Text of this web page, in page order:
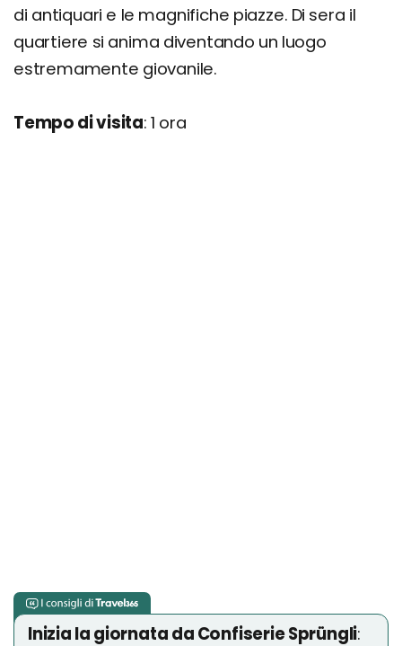
di antiquari e le magnifiche piazze. Di sera il
quartiere si anima diventando un luogo
estremamente giovanile.
Tempo di visita: 1 ora
Inizia la giornata da Confiserie Sprüngli: